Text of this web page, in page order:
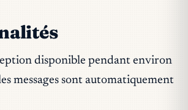
disponible pendant environ
messages sont automatiquement